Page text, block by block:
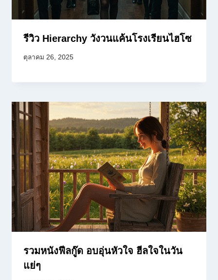
รีวิว Hierarchy วังวนแค้นโรงเรียนไฮโซ
ตุลาคม 26, 2025
รวมหนังฟีลกู๊ด อบอุ่นหัวใจ ฮีลใจในวัน
แย่ๆ